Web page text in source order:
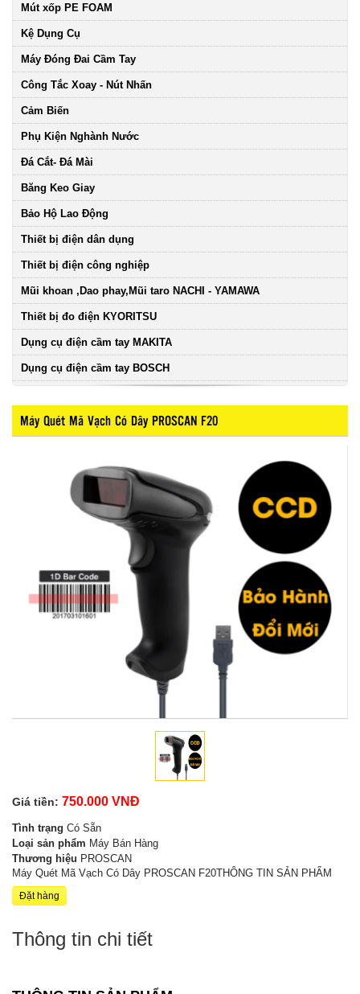
Mút xốp PE FOAM
Kệ Dụng Cụ
Máy Đóng Đai Cầm Tay
Công Tắc Xoay - Nút Nhấn
Cảm Biến
Phụ Kiện Nghành Nước
Đá Cắt- Đá Mài
Băng Keo Giay
Bảo Hộ Lao Động
Thiết bị điện dân dụng
Thiết bị điện công nghiệp
Mũi khoan ,Dao phay,Mũi taro NACHI - YAMAWA
Thiết bị đo điện KYORITSU
Dụng cụ điện cầm tay MAKITA
Dụng cụ điện cầm tay BOSCH
Máy Quét Mã Vạch Có Dây PROSCAN F20
Giá tiền: 750.000 VNĐ
Tình trạng Có Sẵn
Loại sản phẩm Máy Bán Hàng
Thương hiệu PROSCAN
Máy Quét Mã Vạch Có Dây PROSCAN F20THÔNG TIN SẢN PHẨM
Đặt hàng
Thông tin chi tiết